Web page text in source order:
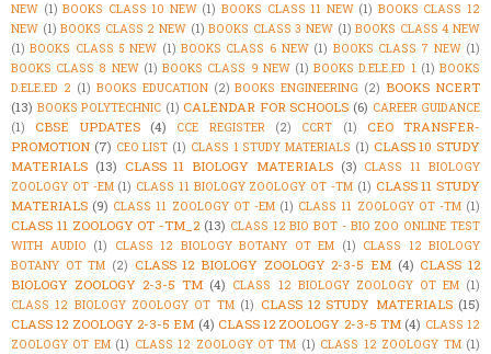
NEW (1) BOOKS CLASS 10 NEW (1) BOOKS CLASS 11 NEW (1) BOOKS CLASS 12
NEW (1) BOOKS CLASS 2 NEW (1) BOOKS CLASS 3 NEW (1) BOOKS CLASS 4 NEW
(1) BOOKS CLASS 5 NEW (1) BOOKS CLASS 6 NEW (1) BOOKS CLASS 7 NEW (1)
BOOKS CLASS 8 NEW (1) BOOKS CLASS 9 NEW (1) BOOKS D.ELE.ED 1 (1) BOOKS
D.ELE.ED 2 (1) BOOKS EDUCATION (2) BOOKS ENGINEERING (2) BOOKS NCERT
(13) BOOKS POLYTECHNIC (1) CALENDAR FOR SCHOOLS (6) CAREER GUIDANCE
(1)
CBSE UPDATES (4) CCE REGISTER (2) CCRT (1)
CEO TRANSFER-
PROMOTION (7) CEO LIST (1) CLASS 1 STUDY MATERIALS (1) CLASS 10 STUDY
MATERIALS (13) CLASS 11 BIOLOGY MATERIALS (3) CLASS 11 BIOLOGY
ZOOLOGY OT -EM (1) CLASS 11 BIOLOGY ZOOLOGY OT -TM (1) CLASS 11 STUDY
MATERIALS (9) CLASS 11 ZOOLOGY OT -EM (1) CLASS 11 ZOOLOGY OT -TM (1)
CLASS 11 ZOOLOGY OT -TM_2 (13) CLASS 12 BIO BOT - BIO ZOO ONLINE TEST
WITH AUDIO (1) CLASS 12 BIOLOGY BOTANY OT EM (1) CLASS 12 BIOLOGY
BOTANY OT TM (2) CLASS 12 BIOLOGY ZOOLOGY 2-3-5 EM (4) CLASS 12
BIOLOGY ZOOLOGY 2-3-5 TM (4) CLASS 12 BIOLOGY ZOOLOGY OT EM (1)
CLASS 12 BIOLOGY ZOOLOGY OT TM (1) CLASS 12 STUDY MATERIALS (15)
CLASS 12 ZOOLOGY 2-3-5 EM (4) CLASS 12 ZOOLOGY 2-3-5 TM (4) CLASS 12
ZOOLOGY OT EM (1) CLASS 12 ZOOLOGY OT TM (1) CLASS 12 ZOOLOGY TM (1)